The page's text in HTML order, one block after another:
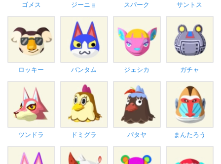
ゴメス ジーニョ スパーク サントス
ロッキー バンタム ジェシカ ガチャ
ツンドラ ドミグラ パタヤ まんたろう